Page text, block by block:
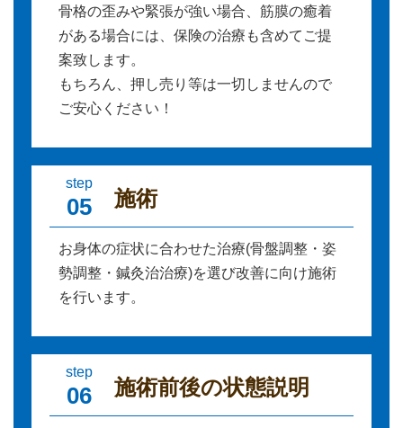
骨格の歪みや緊張が強い場合、筋膜の癒着
がある場合には、保険の治療も含めてご提
案致します。
もちろん、押し売り等は一切しませんので
ご安心ください！
step
05 施術
お身体の症状に合わせた治療(骨盤調整・姿
勢調整・鍼灸治治療)を選び改善に向け施術
を行います。
step
06 施術前後の状態説明